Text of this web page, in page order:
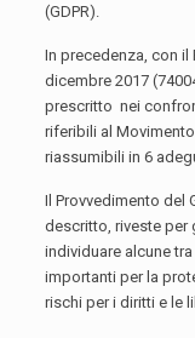
(GDPR).
In precedenza, con il
dicembre 2017
prescritto nei
riferibili al
riassumibili in 6
Il Provvedimento del
descritto, riveste per
individuare alcune
importanti per la
rischi per i diritti e le